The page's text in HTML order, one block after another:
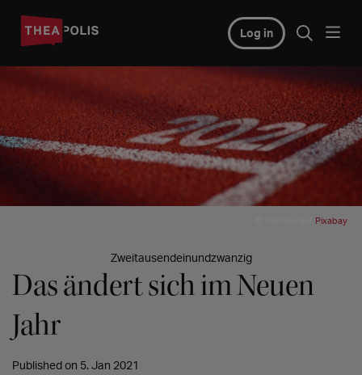
Log in
Pixabay
Zweitausendeinundzwanzig
Das ändert sich im Neuen
Jahr
Published on 5. Jan 2021